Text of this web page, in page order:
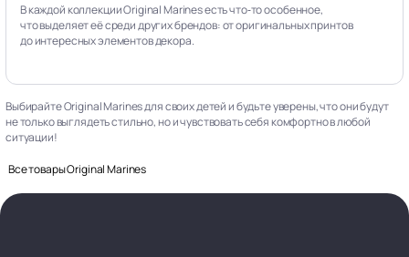
В каждой коллекции Original Marines есть что‑то особенное,
что выделяет её среди других брендов: от оригинальных принтов
до интересных элементов декора.
Выбирайте Original Marines для своих детей и будьте уверены, что они будут
не только выглядеть стильно, но и чувствовать себя комфортно в любой
ситуации!
Все товары Original Marines